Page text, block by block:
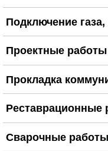
Подключение
Проектные работы
Прокладка
Реставрационные
Сварочные работы